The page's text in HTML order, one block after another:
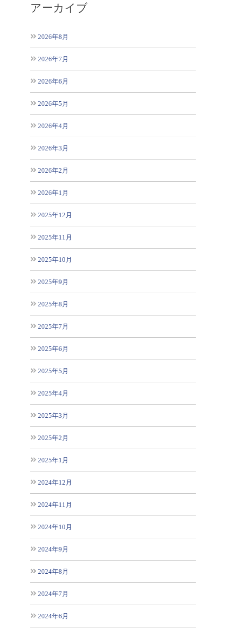
アーカイブ
2026年8月
2026年7月
2026年6月
2026年5月
2026年4月
2026年3月
2026年2月
2026年1月
2025年12月
2025年11月
2025年10月
2025年9月
2025年8月
2025年7月
2025年6月
2025年5月
2025年4月
2025年3月
2025年2月
2025年1月
2024年12月
2024年11月
2024年10月
2024年9月
2024年8月
2024年7月
2024年6月